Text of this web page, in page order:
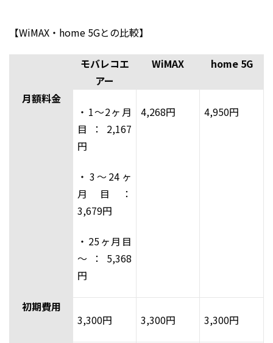
【WiMAX・home 5Gとの比較】
モバレコエ
アー
WiMAX home 5G
月額料金
・1～2ヶ月
目：2,167
円
・3～24ヶ
月目：
3,679円
・25ヶ月目
～：5,368
円
4,268円 4,950円
初期費用
3,300円
3,300円 3,300円